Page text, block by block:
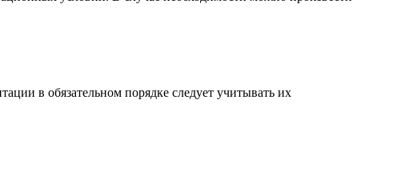
в обязательном порядке следует учитывать их